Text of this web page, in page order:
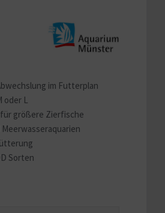
im Futterplan
oder L
größere Zierfische
Sorten